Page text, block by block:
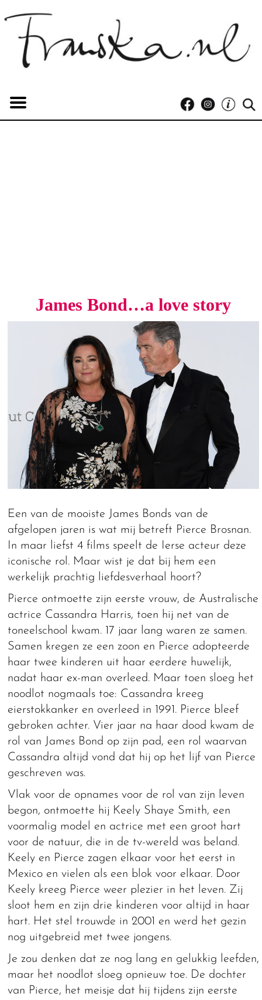
James Bond…a love story
Een van de mooiste James Bonds van de
afgelopen jaren is wat mij betreft Pierce Brosnan.
In maar liefst 4 films speelt de Ierse acteur deze
iconische rol. Maar wist je dat bij hem een
werkelijk prachtig liefdesverhaal hoort?
Pierce ontmoette zijn eerste vrouw, de Australische
actrice Cassandra Harris, toen hij net van de
toneelschool kwam. 17 jaar lang waren ze samen.
Samen kregen ze een zoon en Pierce adopteerde
haar twee kinderen uit haar eerdere huwelijk,
nadat haar ex-man overleed. Maar toen sloeg het
noodlot nogmaals toe: Cassandra kreeg
eierstokkanker en overleed in 1991. Pierce bleef
gebroken achter. Vier jaar na haar dood kwam de
rol van James Bond op zijn pad, een rol waarvan
Cassandra altijd vond dat hij op het lijf van Pierce
geschreven was.
Vlak voor de opnames voor de rol van zijn leven
begon, ontmoette hij Keely Shaye Smith, een
voormalig model en actrice met een groot hart
voor de natuur, die in de tv-wereld was beland.
Keely en Pierce zagen elkaar voor het eerst in
Mexico en vielen als een blok voor elkaar. Door
Keely kreeg Pierce weer plezier in het leven. Zij
sloot hem en zijn drie kinderen voor altijd in haar
hart. Het stel trouwde in 2001 en werd het gezin
nog uitgebreid met twee jongens.
Je zou denken dat ze nog lang en gelukkig leefden,
maar het noodlot sloeg opnieuw toe. De dochter
van Pierce, het meisje dat hij tijdens zijn eerste